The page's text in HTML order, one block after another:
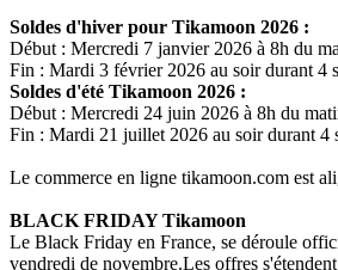
Soldes d'hiver pour Tikamoon 2026 :
Début : Mercredi 7 janvier 2026 à 8h du
Fin : Mardi 3 février 2026 au soir durant 4
Soldes d'été Tikamoon 2026 :
Début : Mercredi 24 juin 2026 à 8h du
Fin : Mardi 21 juillet 2026 au soir durant 4
Le commerce en ligne tikamoon.com est
BLACK FRIDAYTikamoon
Le Black Friday en France, se déroule
vendredi de novembre.Les offres